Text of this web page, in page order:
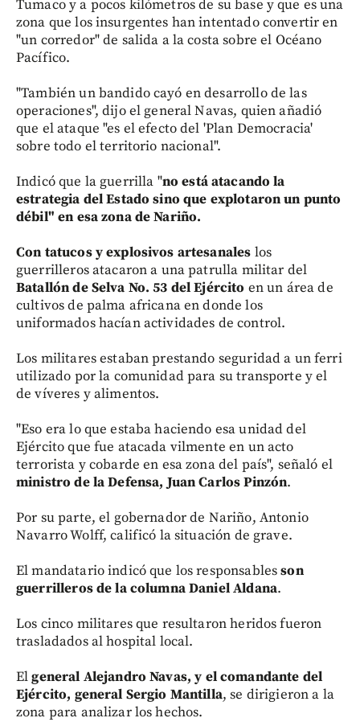
Tumaco y a pocos kilómetros de su base y que es una
zona que los insurgentes han intentado convertir en
"un corredor" de salida a la costa sobre el Océano
Pacífico.
"También un bandido cayó en desarrollo de las
operaciones", dijo el general Navas, quien añadió
que el ataque "es el efecto del 'Plan Democracia'
sobre todo el territorio nacional".
Indicó que la guerrilla "no está atacando la
estrategia del Estado sino que explotaron un punto
débil" en esa zona de Nariño.
Con tatucos y explosivos artesanales los
guerrilleros atacaron a una patrulla militar del
Batallón de Selva No. 53 del Ejército en un área de
cultivos de palma africana en donde los
uniformados hacían actividades de control.
Los militares estaban prestando seguridad a un ferri
utilizado por la comunidad para su transporte y el
de víveres y alimentos.
"Eso era lo que estaba haciendo esa unidad del
Ejército que fue atacada vilmente en un acto
terrorista y cobarde en esa zona del país", señaló el
ministro de la Defensa, Juan Carlos Pinzón.
Por su parte, el gobernador de Nariño, Antonio
Navarro Wolff, calificó la situación de grave.
El mandatario indicó que los responsablesson
guerrilleros de la columna Daniel Aldana.
Los cinco militares que resultaron heridos fueron
trasladados al hospital local.
Elgeneral Alejandro Navas, y el comandante del
Ejército, general Sergio Mantilla, se dirigieron a la
zona para analizar los hechos.